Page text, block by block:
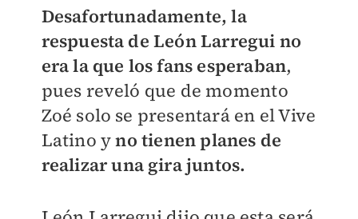
Desafortunadamente, la
respuesta de León Larregui no
era la que los fans esperaban,
pues reveló que de momento
Zoé solo se presentará en el Vive
Latino yno tienen planes de
realizar una gira juntos.